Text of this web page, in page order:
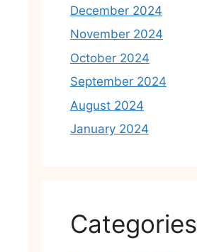
December 2024
November 2024
October 2024
September 2024
August 2024
January 2024
Categories